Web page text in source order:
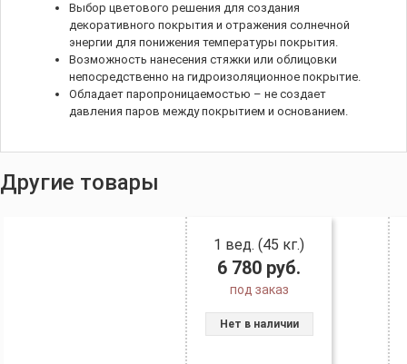
Выбор цветового решения для создания
декоративного покрытия и отражения солнечной
энергии для понижения температуры покрытия.
Возможность нанесения стяжки или облицовки
непосредственно на гидроизоляционное покрытие.
Обладает паропроницаемостью – не создает
давления паров между покрытием и основанием.
Другие товары
1 вед. (45 кг.)
6 780 руб.
под заказ
Нет в наличии